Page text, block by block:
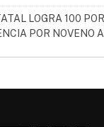
LOGRA 100
POR NOVENO